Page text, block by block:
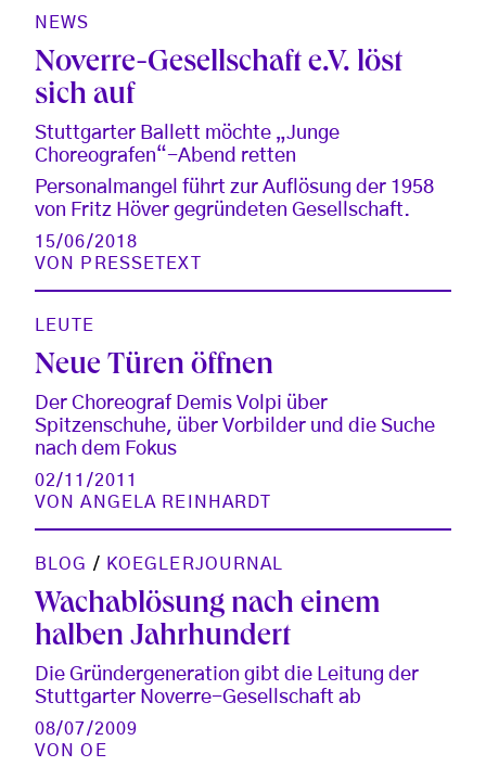
NEWS
Noverre-Gesellschaft e.V. löst
sich auf
Stuttgarter Ballett möchte „Junge
Choreografen“-Abend retten
Personalmangel führt zur Auflösung der 1958
von Fritz Höver gegründeten Gesellschaft.
15/06/2018
VON
PRESSETEXT
LEUTE
Neue Türen öffnen
Der Choreograf Demis Volpi über
Spitzenschuhe, über Vorbilder und die Suche
nach dem Fokus
02/11/2011
VONANGELA REINHARDT
BLOG / KOEGLERJOURNAL
Wachablösung nach einem
halben Jahrhundert
Die Gründergeneration gibt die Leitung der
Stuttgarter Noverre-Gesellschaft ab
08/07/2009
VONOE